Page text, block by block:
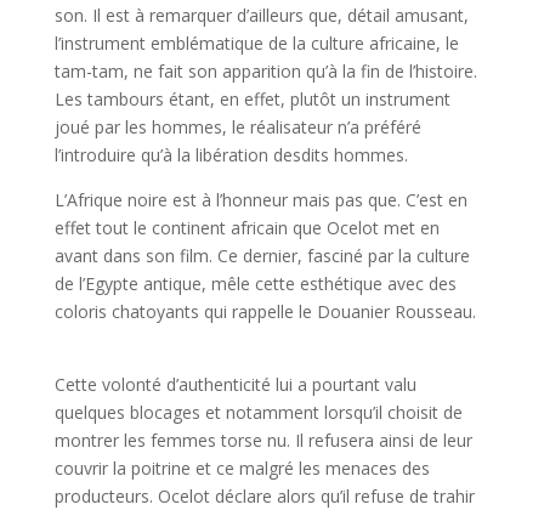
son. Il est à remarquer d’ailleurs que, détail amusant,
l’instrument emblématique de la culture africaine, le
tam-tam, ne fait son apparition qu’à la fin de l’histoire.
Les tambours étant, en effet, plutôt un instrument
joué par les hommes, le réalisateur n’a préféré
l’introduire qu’à la libération desdits hommes.
L’Afrique noire est à l’honneur mais pas que. C’est en
effet tout le continent africain que Ocelot met en
avant dans son film. Ce dernier, fasciné par la culture
de l’Egypte antique, mêle cette esthétique avec des
coloris chatoyants qui rappelle le Douanier Rousseau.
Cette volonté d’authenticité lui a pourtant valu
quelques blocages et notamment lorsqu’il choisit de
montrer les femmes torse nu. Il refusera ainsi de leur
couvrir la poitrine et ce malgré les menaces des
producteurs. Ocelot déclare alors qu’il refuse de trahir